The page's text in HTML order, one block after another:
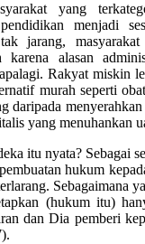
yang
menjadi
jarang,
karena alasan
Rakyat miskin
murah seperti
daripada
yang menuhankan
itu nyata? Sebagai
hukum
Sebagaimana
(hukum itu)
dan Dia pemberi